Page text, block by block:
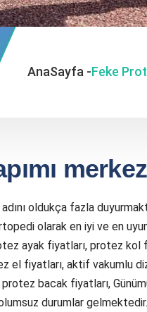
AnaSayfa -Feke
oldukça fazla
olarak en iyi ve en
ayak fiyatları, protez kol
el fiyatları, aktif vakumlu
bacak fiyatları,
durumlar